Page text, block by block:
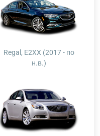
Regal, E2XX (2017 - по
н.в.)